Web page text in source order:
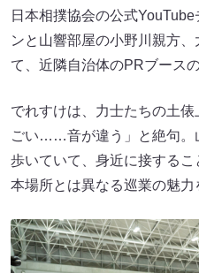
日本相撲協会の公式
ンと山響部屋の小野川親方
て、近隣自治体のPRブース
でれすけは、力士たちの土
ごい……音が違う」と絶句。
歩いていて、身近に接するこ
本場所とは異なる巡業の魅力